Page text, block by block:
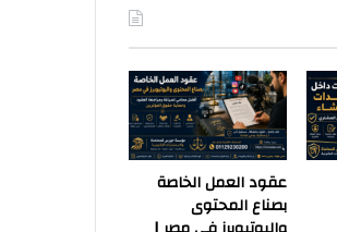
عقود العمل الخاصة
بصناع المحتوى